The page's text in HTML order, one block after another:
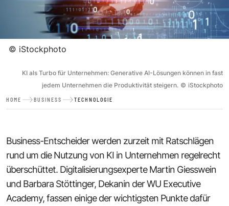
© iStockphoto
KI als Turbo für Unternehmen: Generative AI-Lösungen können in fast
jedem Unternehmen die Produktivität steigern. © iStockphoto
HOME BUSINESS TECHNOLOGIE
Business-Entscheider werden zurzeit mit Ratschlägen
rund um die Nutzung von KI in Unternehmen regelrecht
überschüttet. Digitalisierungsexperte Martin Giesswein
und Barbara Stöttinger, Dekanin der WU Executive
Academy, fassen einige der wichtigsten Punkte dafür